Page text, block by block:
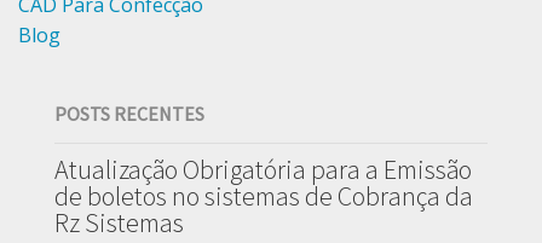
Blog
POSTS RECENTES
Atualização Obrigatória para a Emissão
de boletos no sistemas de Cobrança da
Rz Sistemas